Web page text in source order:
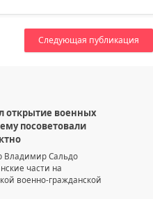
Следующая публикация
открытие военных
посоветовали
Владимир Сальдо
части на
военно-гражданской